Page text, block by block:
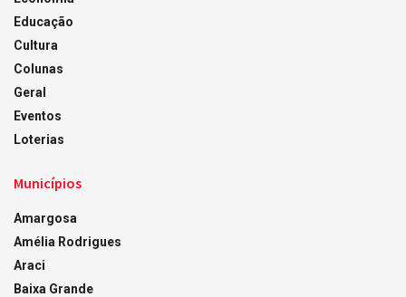
Educação
Cultura
Colunas
Geral
Eventos
Loterias
Municípios
Amargosa
Amélia Rodrigues
Araci
Baixa Grande